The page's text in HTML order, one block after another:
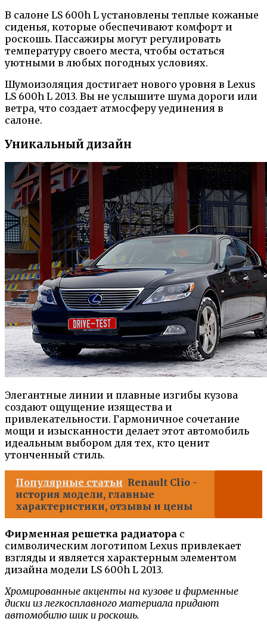
В салоне LS 600h L установлены теплые кожаные
сиденья, которые обеспечивают комфорт и
роскошь. Пассажиры могут регулировать
температуру своего места, чтобы остаться
уютными в любых погодных условиях.
Шумоизоляция достигает нового уровня в Lexus
LS 600h L 2013. Вы не услышите шума дороги или
ветра, что создает атмосферу уединения в
салоне.
Уникальный дизайн
Элегантные линии и плавные изгибы кузова
создают ощущение изящества и
привлекательности. Гармоничное сочетание
мощи и изысканности делает этот автомобиль
идеальным выбором для тех, кто ценит
утонченный стиль.
Популярные статьи Renault Clio -
история модели, главные
характеристики, отзывы и цены
Фирменная решетка радиатора с
символическим логотипом Lexus привлекает
взгляды и является характерным элементом
дизайна модели LS 600h L 2013.
Хромированные акценты на кузове и фирменные
диски из легкосплавного материала придают
автомобилю шик и роскошь.